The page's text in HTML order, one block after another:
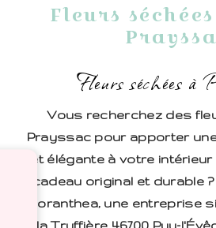
Fleurs
Fleurs séchées à
Vous recherchez des
Prayssac pour apporter
et élégante à votre
cadeau original et durable
Floranthea, une entreprise
la Truffière 46700 Puy-